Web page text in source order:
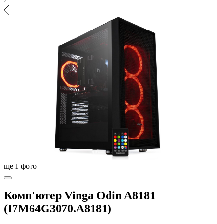
ще 1 фото
Комп'ютер Vinga Odin A8181
(I7M64G3070.A8181)